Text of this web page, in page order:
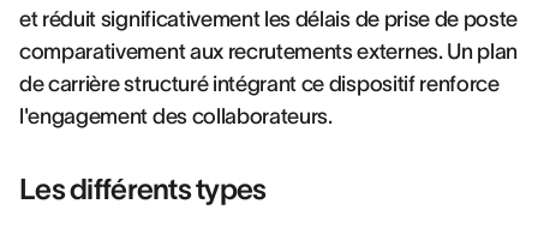
et réduit significativement les délais de prise de poste
comparativement aux recrutements externes. Un plan
de carrière structuré intégrant ce dispositif renforce
l'engagement des collaborateurs.
Les différents types